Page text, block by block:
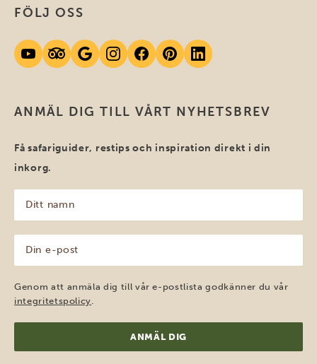
ANMÄL DIG TILL VÅRT NYHETSBREV
Få safariguider, restips och inspiration direkt i din
inkorg.
namn
(Obligatoriskt)
post
(Obligatoriskt)
Genom att anmäla dig till vår e-postlista godkänner du vår
integritetspolicy
FÖLJ OSS